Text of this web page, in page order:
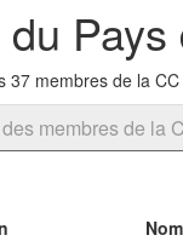
37 membres de la
membres de la